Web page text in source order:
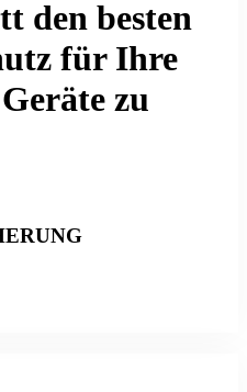
den besten
für Ihre
zu